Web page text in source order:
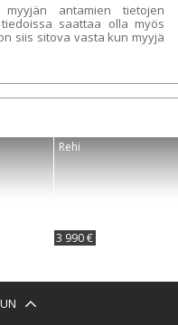
antamien tietojen
saattaa olla myös
siis sitova vasta kun myyjä
Rehi
3 990 €